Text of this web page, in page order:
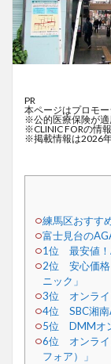
PR
本ページはプロモー
※公的医療保険が適
※CLINIC FORの情
※掲載情報は2026
練馬区おすす
富士見台の
1位 最安値！
2位 安心価格
ニック」
3位 オンライ
4位 SBC湘南
5位 DMMオ
6位 オンライ
フォア）」